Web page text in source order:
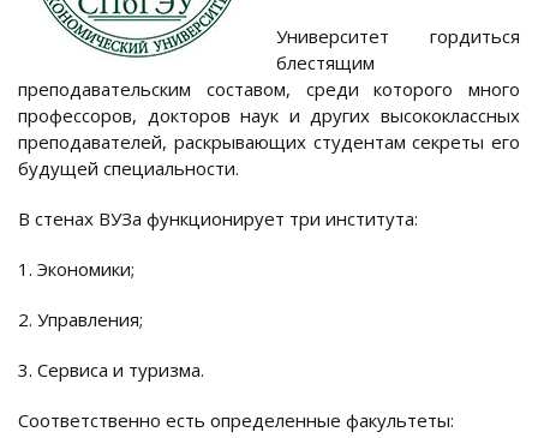
Университет гордиться
блестящим
преподавательским составом, среди которого много
профессоров, докторов наук и других высококлассных
преподавателей, раскрывающих студентам секреты его
будущей специальности.
В стенах ВУЗа функционирует три института:
1. Экономики;
2. Управления;
3. Сервиса и туризма.
Соответственно есть определенные факультеты: